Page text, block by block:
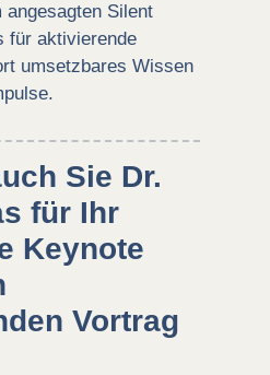
angesagten Silent
für aktivierende
umsetzbares Wissen
Sie Dr.
für Ihr
Keynote
Vortrag